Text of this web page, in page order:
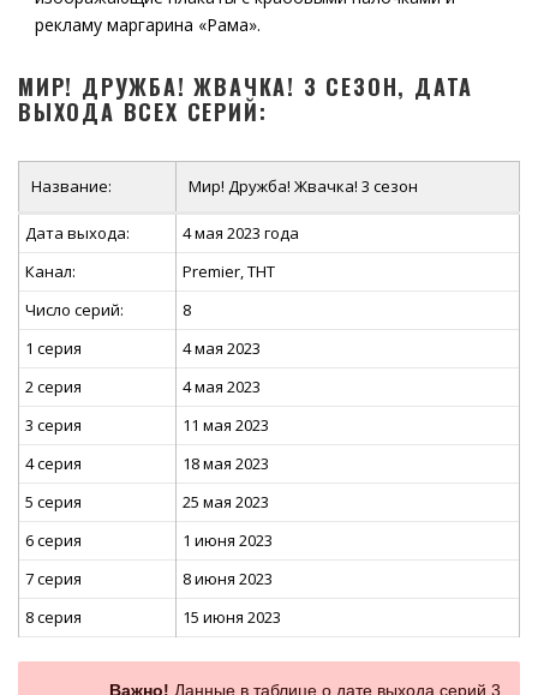
рекламу маргарина «Рама».
МИР! ДРУЖБА! ЖВАЧКА! 3 СЕЗОН, ДАТА
ВЫХОДА ВСЕХ СЕРИЙ:
Название: Мир! Дружба! Жвачка! 3 сезон
Дата выхода:
4 мая 2023 года
Канал:
Premier, ТНТ
Число серий:
8
1 серия
4 мая 2023
2 серия
4 мая 2023
3 серия
11 мая 2023
4 серия
18 мая 2023
5 серия
25 мая 2023
6 серия
1 июня 2023
7 серия
8 июня 2023
8 серия
15 июня 2023
Важно! Данные в таблице о дате выхода серий 3